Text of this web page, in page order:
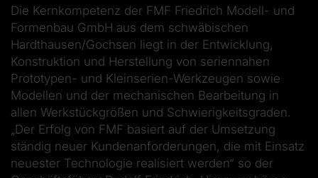
Die Kernkompetenz der FMF Friedrich Modell- und
Formenbau GmbH aus dem schwäbischen
Hardthausen/Gochsen liegt in der Entwicklung,
Konstruktion und Herstellung von seriennahen
Prototypen- und Kleinserien-Werkzeugen sowie
Modellen und der mechanischen Bearbeitung in
allen Werkstückgrößen und Schwierigkeitsgraden.
„Der Erfolg von FMF basiert auf der Umsetzung
ständig neuer Kundenanforderungen, die mit Einsatz
neuester Technologie realisiert werden“ so der